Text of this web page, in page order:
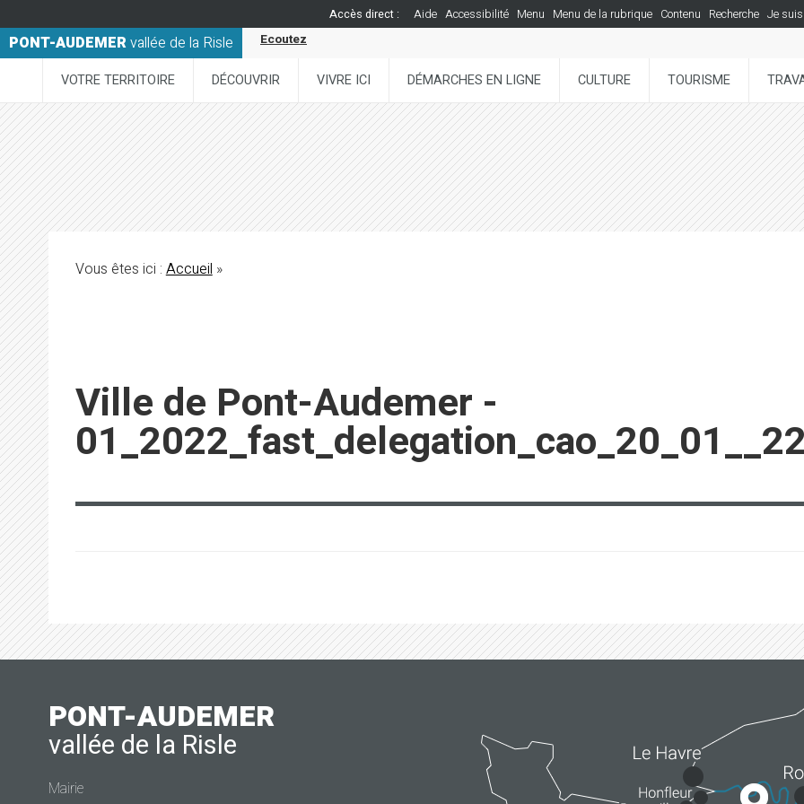
Accès direct : Aide Accessibilité Menu Menu de la rubrique Contenu Recherche Je suis
PONT-AUDEMERvallée de la Risle Ecoutez
VOTRE TERRITOIRE DÉCOUVRIR VIVRE ICI DÉMARCHES EN LIGNE CULTURE TOURISME
Vous êtes ici :Accueil»
Ville de Pont-Audemer -
PONT-AUDEMER
vallée de la Risle
Mairie